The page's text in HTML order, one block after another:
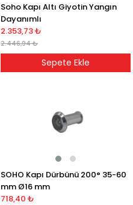
Soho Kapı Altı Giyotin Yangın
Dayanımlı
2.353,73 ₺
2.446,94 ₺
Sepete Ekle
SOHO Kapı Dürbünü 200° 35-60
mm Ø16 mm
718,40 ₺